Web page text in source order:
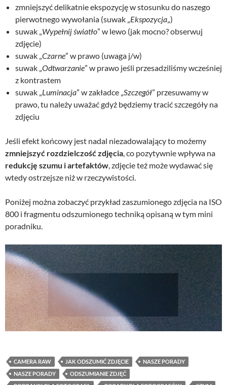
zmniejszyć delikatnie ekspozycję w stosunku do naszego
pierwotnego wywołania (suwak „Ekspozycja„)
suwak „Wypełnij światło” w lewo (jak mocno? obserwuj
zdjęcie)
suwak „Czarne” w prawo (uwaga j/w)
suwak „Odtwarzanie” w prawo jeśli przesadziliśmy wcześniej
z kontrastem
suwak „Luminacja” w zakładce „Szczegół” przesuwamy w
prawo, tu należy uważać gdyż będziemy tracić szczegóły na
zdjęciu
Jeśli efekt końcowy jest nadal niezadowalający to możemy
zmniejszyć rozdzielczość zdjęcia, co pozytywnie wpływa na
redukcję szumu i artefaktów, zdjęcie też może wydawać się
wtedy ostrzejsze niż w rzeczywistości.
Poniżej można zobaczyć przykład zaszumionego zdjęcia na ISO
800 i fragmentu odszumionego techniką opisaną w tym mini
poradniku.
CAMERA RAW JAK ODSZUMIĆ ZDJĘCIE
NASZE PORADY
NASZE PORADY
ODSZUMIANIE ZDJĘĆ